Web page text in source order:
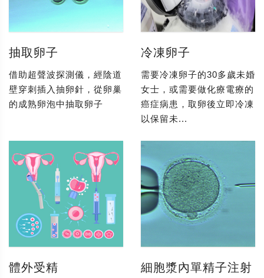
抽取卵子
借助超聲波探測儀，經陰道
壁穿刺插入抽卵針，從卵巢
的成熟卵泡中抽取卵子
冷凍卵子
需要冷凍卵子的30多歲未婚
女士，或需要做化療電療的
癌症病患，取卵後立即冷凍
以保留未...
體外受精 細胞漿內單精子注射